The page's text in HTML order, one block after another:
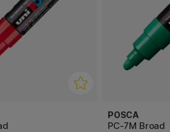
POSCA
PC-7M Broad